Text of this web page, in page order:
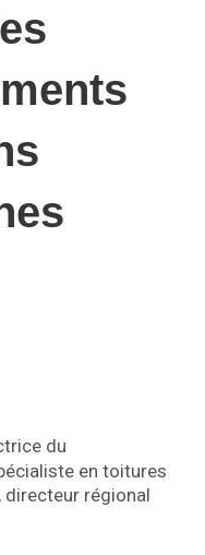
du
en toitures
directeur régional